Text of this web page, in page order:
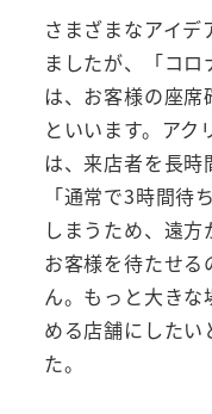
さまざまなアイ
ましたが、「コ
は、お客様の座席
といいます。ア
は、来店者を長時
「通常で3時間待
しまうため、遠
お客様を待たせ
ん。もっと大き
める店舗にした
た。